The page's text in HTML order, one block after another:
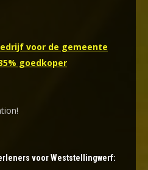
voor de gemeente
goedkoper
voor Weststellingwerf: